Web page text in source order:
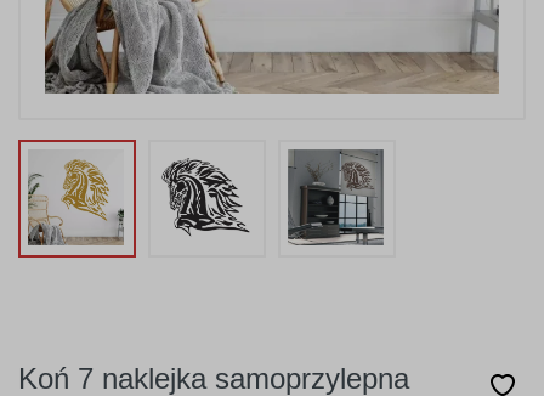
Koń 7 naklejka samoprzylepna